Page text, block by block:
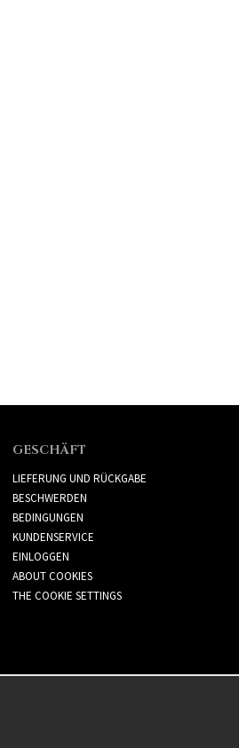
GESCHÄFT
LIEFERUNG UND RÜCKGABE
BESCHWERDEN
BEDINGUNGEN
KUNDENSERVICE
EINLOGGEN
ABOUT COOKIES
THE COOKIE SETTINGS